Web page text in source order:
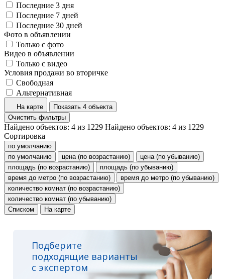
Последние 3 дня
Последние 7 дней
Последние 30 дней
Фото в объявлении
Только с фото
Видео в объявлении
Только с видео
Условия продажи во вторичке
Свободная
Альтернативная
На карте
Показать 4 объекта
Очистить фильтры
Найдено объектов: 4 из 1229 Найдено объектов: 4 из 1229
Сортировка
по умолчанию
по умолчанию
цена (по возрастанию)
цена (по убыванию)
площадь (по возрастанию)
площадь (по убыванию)
время до метро (по возрастанию)
время до метро (по убыванию)
количество комнат (по возрастанию)
количество комнат (по убыванию)
Списком
На карте
Подберите
подходящие варианты
с экспертом